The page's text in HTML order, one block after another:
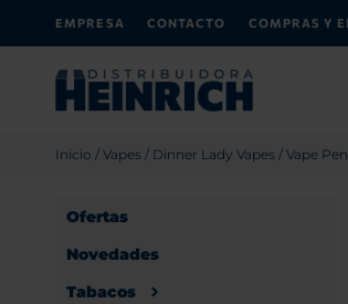
EMPRESA CONTACTO COMPRAS Y
Inicio / Vapes / Dinner Lady Vapes / Vape
Ofertas
Novedades
Tabacos